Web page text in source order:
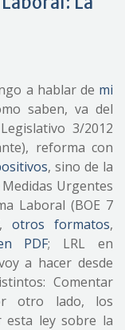
a hablar de mi
saben, va del
3/2012
reforma con
, sino de la
Urgentes
Laboral (BOE 7
, otros formatos,
PDF; LRL en
a hacer desde
Comentar
otro lado, los
esta ley sobre la